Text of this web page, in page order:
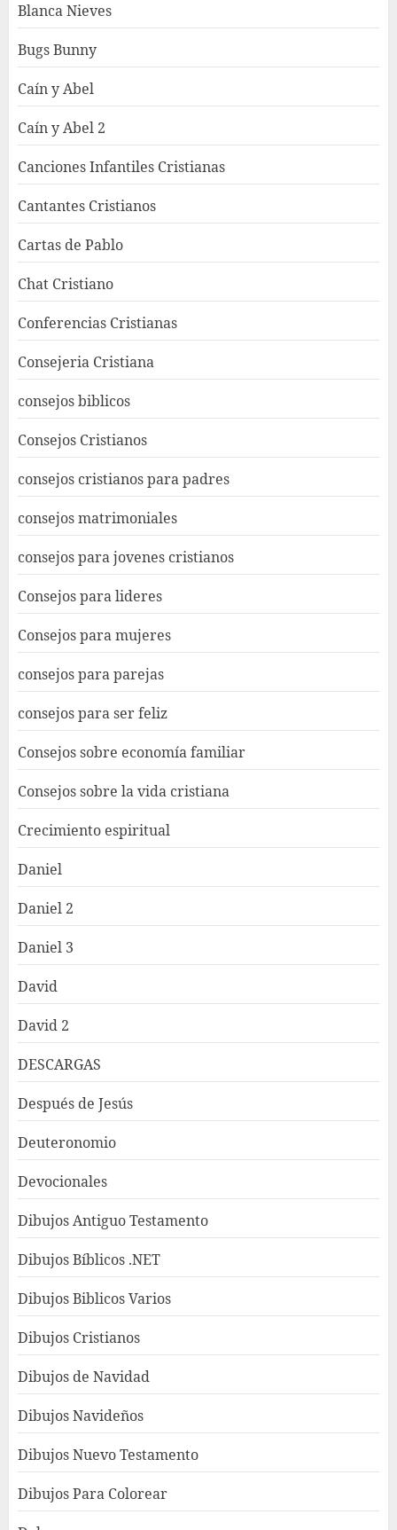
Blanca Nieves
Bugs Bunny
Caín y Abel
Caín y Abel 2
Canciones Infantiles Cristianas
Cantantes Cristianos
Cartas de Pablo
Chat Cristiano
Conferencias Cristianas
Consejeria Cristiana
consejos biblicos
Consejos Cristianos
consejos cristianos para padres
consejos matrimoniales
consejos para jovenes cristianos
Consejos para lideres
Consejos para mujeres
consejos para parejas
consejos para ser feliz
Consejos sobre economía familiar
Consejos sobre la vida cristiana
Crecimiento espiritual
Daniel
Daniel 2
Daniel 3
David
David 2
DESCARGAS
Después de Jesús
Deuteronomio
Devocionales
Dibujos Antiguo Testamento
Dibujos Bíblicos .NET
Dibujos Biblicos Varios
Dibujos Cristianos
Dibujos de Navidad
Dibujos Navideños
Dibujos Nuevo Testamento
Dibujos Para Colorear